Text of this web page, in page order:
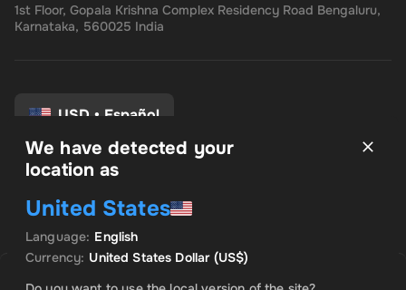
OFERTA DESTACADA
1st Floor, Gopala Krishna Complex Residency Road Bengaluru,
Karnataka, 560025 India
USD • Español
política de privacidad
Politica de reembolso
Preferencias de consentimiento
We have detected your
location as
United States
Language: English
Currency: United States Dollar(US$)